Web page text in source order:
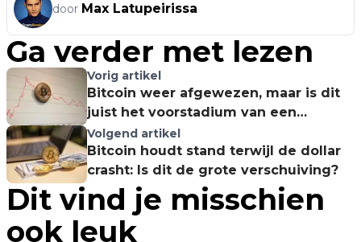
door Max Latupeirissa
Ga verder met lezen
Vorig artikel
Bitcoin weer afgewezen, maar is dit
juist het voorstadium van een
breakout?
Volgend artikel
Bitcoin houdt stand terwijl de dollar
crasht: Is dit de grote verschuiving?
Dit vind je misschien
ook leuk